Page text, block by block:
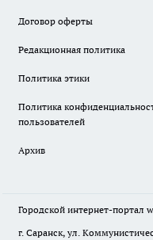
Договор оферты
Редакционная политика
Политика этики
Политика
пользователей
Архив
Городской интернет-портал
г. Саранск, ул.